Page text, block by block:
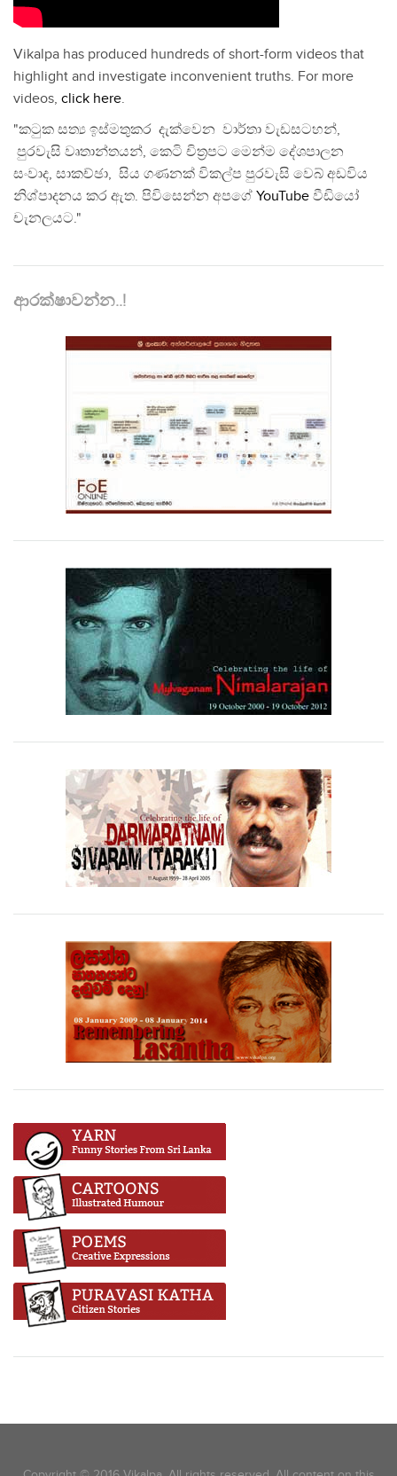
Vikalpa has produced hundreds of short-form videos that
highlight and investigate inconvenient truths. For more
videos, click here.
"කටුක සත්‍ය ඉස්මතුකර දැක්වෙන වාර්තා වැඩසටහන්,
පුරවැසි වෘතාන්තයන්, කෙටි චිත්‍රපට මෙන්ම දේශපාලන
සංවාද, සාකච්ඡා, සිය ගණනක් විකල්ප පුරවැසි වෙබ් අඩවිය
නිශ්පාදනය කර ඇත. පිවිසෙන්න අපගේ YouTube වීඩියෝ
චැනලයට."
ආරක්ෂාවන්න..!